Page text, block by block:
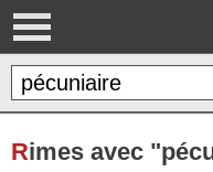
Rimes avec